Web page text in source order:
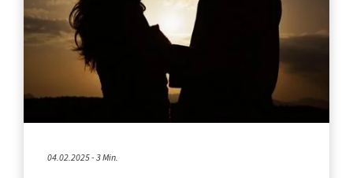
04.02.2025 - 3 Min.